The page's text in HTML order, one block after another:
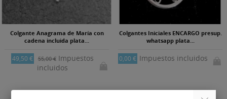
Colgante Anagrama de María con
cadena incluida plata...
49,50 € 55,00 €Impuestos
incluidos
Colgantes Iniciales ENCARGO presup.
whatsapp plata...
0,00 € Impuestos incluidos